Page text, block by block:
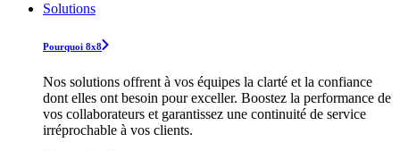
Solutions
Pourquoi 8x8
Nos solutions offrent à vos équipes la clarté et la confiance
dont elles ont besoin pour exceller. Boostez la performance de
vos collaborateurs et garantissez une continuité de service
irréprochable à vos clients.